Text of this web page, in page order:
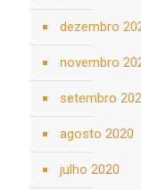
dezembro
novembro
setembro
agosto 2020
julho 2020